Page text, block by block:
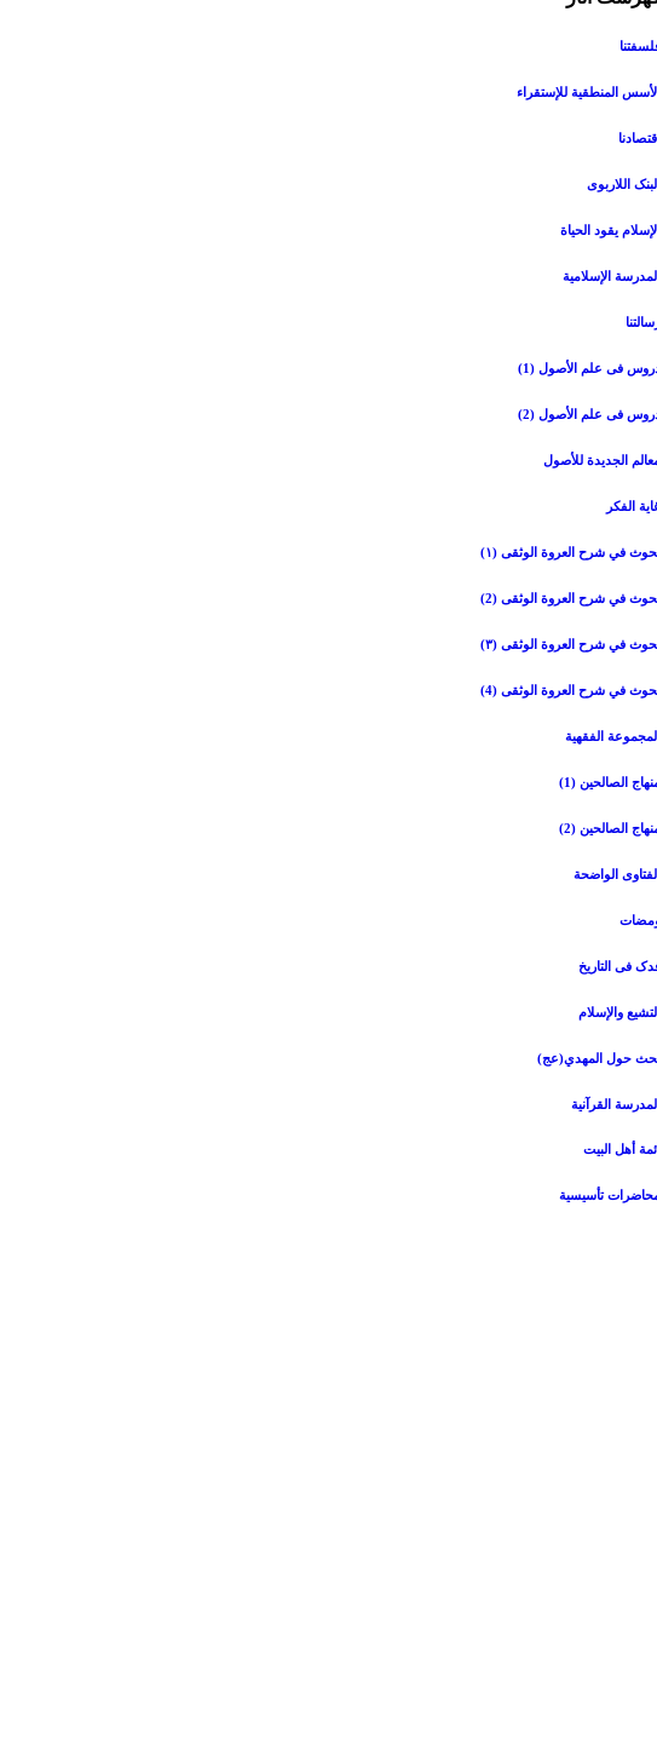
الأسس المنطقیة للإستقراء
اللاربوی
یقود الحیاة
الإسلامیة
فی علم الأصول (1)
فی علم الأصول (2)
الجدیدة للأصول
الفکر
في شرح العروة الوثقی (۱)
في شرح العروة الوثقی (2)
في شرح العروة الوثقی (۳)
في شرح العروة الوثقی (4)
الفقهیة
الصالحین (1)
الصالحین (2)
الواضحة
فی التاریخ
والإسلام
حول المهدي(عج)
القرآنیة
أئمة أهل البیت
تأسیسیة